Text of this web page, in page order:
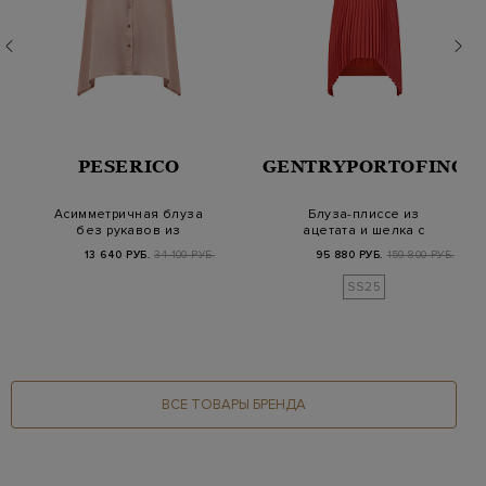
PESERICO
Асимметричная блуза
без рукавов из
13 640 РУБ. 34 100 РУБ.
GENTRYPORTOFINO
Блуза-плиссе из
ацетата и шелка с
95 880 РУБ. 159 800 РУБ.
SS25
ВСЕ ТОВАРЫ БРЕНДА